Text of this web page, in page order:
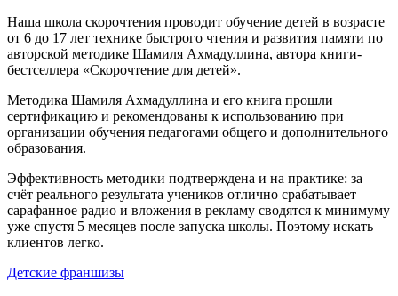
Наша школа скорочтения проводит обучение детей в возрасте
от 6 до 17 лет технике быстрого чтения и развития памяти по
авторской методике Шамиля Ахмадуллина, автора книги-
бестселлера «Скорочтение для детей».
Методика Шамиля Ахмадуллина и его книга прошли
сертификацию и рекомендованы к использованию при
организации обучения педагогами общего и дополнительного
образования.
Эффективность методики подтверждена и на практике: за
счёт реального результата учеников отлично срабатывает
сарафанное радио и вложения в рекламу сводятся к минимуму
уже спустя 5 месяцев после запуска школы. Поэтому искать
клиентов легко.
Детские франшизы